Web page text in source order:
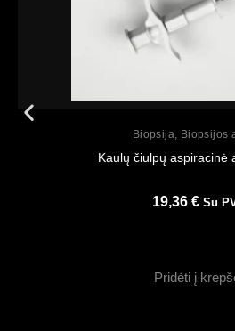
Biopsija, Biopsijos
Kaulų čiulpų aspiracinė
19,36 € Su
Pridėti į